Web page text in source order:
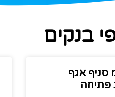
בנקים
סניף אגף
פתיחה